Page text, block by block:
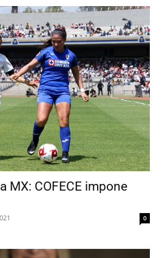
MX: COFECE impone
0